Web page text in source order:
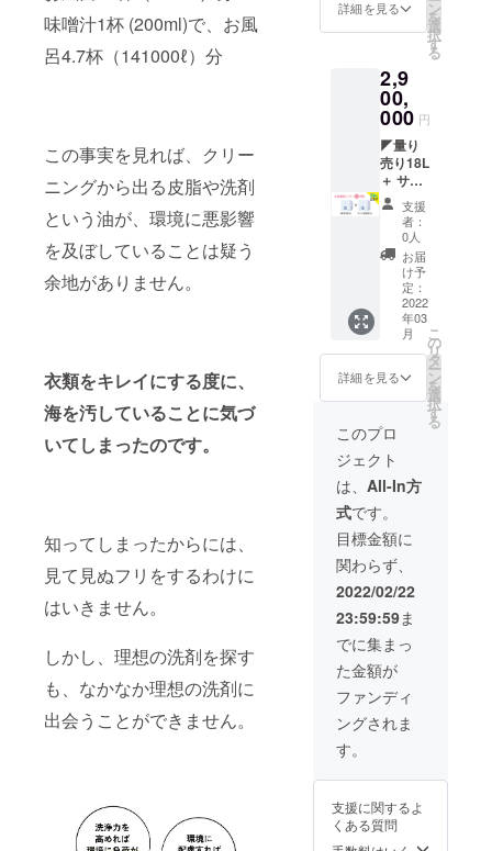
味噌汁1杯 (200ml)で、お風
呂4.7杯（141000ℓ）分
この事実を見れば、クリー
ニングから出る皮脂や洗剤
という油が、環境に悪影響
を及ぼしていることは疑う
余地がありません。
衣類をキレイにする度に、
海を汚していることに気づ
いてしまったのです。
知ってしまったからには、
見て見ぬフリをするわけに
はいきません。
しかし、理想の洗剤を探す
も、なかなか理想の洗剤に
出会うことができません。
ず以下
①お店
の名
前： ②
お店の
住所：
③運営
者の名
前： ④
お店の
URL：
⑤運営
形態：
小売店
／ク
リーニ
ング店
／カ
フェ／
ビス／
その他
（） ⑥
このク
ラファ
ンをど
ちらで
お知り
になり
ました
か？
時サン
プル洗
剤提供
料 【販
売予定
価格】
海をま
もる洗
剤 ボッ
クス18L
無香
料
(¥59,40
0) 海を
まもる
洗剤
ボック
ス18L
微香ラ
ベン
ダー
(¥64,90
0) 販売
店ス
タッフ
向けの
オンラ
インセ
ミナー
を個別
に実施
（所要
時間2時
間程
度） (期
限:プロ
ジェク
ト終了
から1年
以内) 日
程調整
メッ
やメー
ルにて
を、企
業がつ
くって
んか？
この機
会にス
タッフ
の家庭
を、洗
剤で応
援し
て、企
業の
SDGsを
推進し
ましょ
う。
（私た
ちが普
段行っ
ている
洗うと
いうこ
とで、
知らな
いうち
に環境
へ負荷
をかけ
ている
こと
を、実
験等を
交え
て、ク
リーニ
ング店
を営む
中で体
験して
きたこ
きま
【リ
ターン
ボック
ス18L x
20個 (販
サンプ
ル配布
用) すぐ
にはじ
めるス
ター
ター
キット
一式 付
き 販売
店ス
タッフ
向けの
導入支
援 量り
売り完
全ガイ
ドブッ
ク 付き
販売用
POPサ
ンプル
付き 次
回発注
時サン
プル洗
剤提供
送料無
料 【販
売予定
価格】
海をま
もる洗
剤 ボッ
クス18L
無香
料
(¥59,40
洗剤
ス18L
微香ラ
り売り
をする
お店の
です。
【CAM
PFIRE
特別価
格
54%OF
F】
（総額
3,245,0
00円＋
α/微香
での試
算）
【内
容】 海
をまも
る洗剤
ボック
ス18L x
50個 (販
売用と
サンプ
ル配布
用) すぐ
にはじ
めるス
ター
ター
キット
一式 付
き 販売
店ス
タッフ
向けの
導入支
援 量り
売り完
全ガイ
販売用
ンプル
付き 次
詳細を見る ン
を
選
択
す
る
2,9
00,
000 円
◤量り
売り18L
＋ サン
プル配
布用18L
提供
★50店
舗導入
プラン
◢ ※こ
のエン
トリー
は、量
り売り
をする
お店の
方のみ
です。
【CAM
PFIRE
特別価
格
56%OF
F】
（総額
6,490,0
00円＋
α/微香
での試
算）
【内
容】 海
をまも
る洗剤
100個
とサン
プル配
支援
者：
0人
お届
け予
定：
2022
年03
月
詳細を見る
こ
の
リ
タ
ー
ン
を
選
択
す
る
このプロ
ジェクト
は、 All-In方
式です。
目標金額に
関わらず、
2022/02/22
23:59:59ま
でに集まっ
た金額が
ファンディ
ングされま
す。
支援に関するよ
くある質問